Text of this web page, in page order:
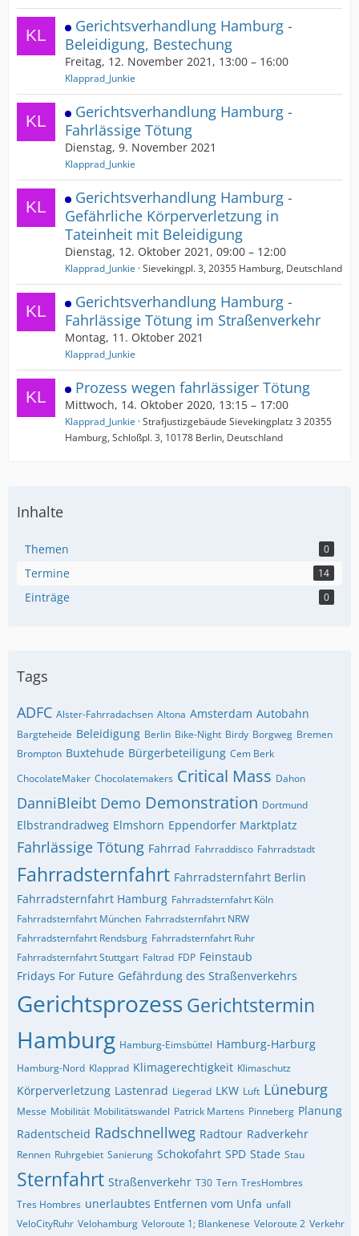
Gerichtsverhandlung Hamburg -
Beleidigung, Bestechung
Freitag, 12. November 2021, 13:00 – 16:00
Klapprad_Junkie
Gerichtsverhandlung Hamburg -
Fahrlässige Tötung
Dienstag, 9. November 2021
Klapprad_Junkie
Gerichtsverhandlung Hamburg -
Gefährliche Körperverletzung in
Tateinheit mit Beleidigung
Dienstag, 12. Oktober 2021, 09:00 – 12:00
Klapprad_Junkie Sievekingpl. 3, 20355 Hamburg, Deutschland
Gerichtsverhandlung Hamburg -
Fahrlässige Tötung im Straßenverkehr
Montag, 11. Oktober 2021
Klapprad_Junkie
Prozess wegen fahrlässiger Tötung
Mittwoch, 14. Oktober 2020, 13:15 – 17:00
Klapprad_Junkie Strafjustizgebäude Sievekingplatz 3 20355
Hamburg, Schloßpl. 3, 10178 Berlin, Deutschland
Inhalte
Themen 0
Termine 14
Einträge 0
Tags
ADFC Alster-Fahrradachsen Altona Amsterdam Autobahn
Bargteheide Beleidigung Berlin Bike-Night Birdy Borgweg Bremen
Brompton Buxtehude Bürgerbeteiligung Cem Berk
ChocolateMaker Chocolatemakers Critical Mass Dahon
DanniBleibt Demo Demonstration Dortmund
Elbstrandradweg Elmshorn Eppendorfer Marktplatz
Fahrlässige Tötung Fahrrad Fahrraddisco Fahrradstadt
Fahrradsternfahrt Fahrradsternfahrt Berlin
Fahrradsternfahrt Hamburg Fahrradsternfahrt Köln
Fahrradsternfahrt München Fahrradsternfahrt NRW
Fahrradsternfahrt Rendsburg Fahrradsternfahrt Ruhr
Fahrradsternfahrt Stuttgart Faltrad FDP Feinstaub
Fridays For Future Gefährdung des Straßenverkehrs
Gerichtsprozess Gerichtstermin
Hamburg Hamburg-Eimsbüttel Hamburg-Harburg
Hamburg-Nord Klapprad Klimagerechtigkeit Klimaschutz
Körperverletzung Lastenrad Liegerad LKW Luft Lüneburg
Messe Mobilität Mobilitätswandel Patrick Martens Pinneberg Planung
Radentscheid Radschnellweg Radtour Radverkehr
Rennen Ruhrgebiet Sanierung Schokofahrt SPD Stade Stau
Sternfahrt Straßenverkehr T30 Tern TresHombres
Tres Hombres unerlaubtes Entfernen vom Unfa unfall
VeloCityRuhr Velohamburg Veloroute 1; Blankenese Veloroute 2 Verkehr